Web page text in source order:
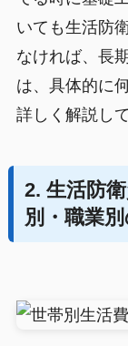
いても生活防
なければ、長
は、具体的に
詳しく解説し
2. 生活防
別・職業